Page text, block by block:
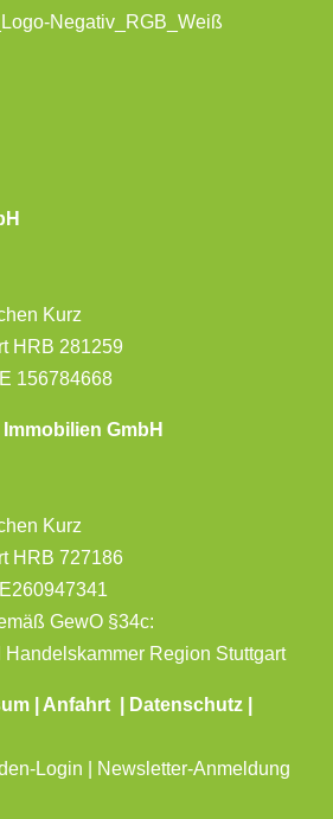
Kurz
HRB 281259
156784668
GmbH
Kurz
HRB 727186
GewO §34c:
Handelskammer Region Stuttgart
Anfahrt Datenschutz|
Login | Newsletter-Anmeldung